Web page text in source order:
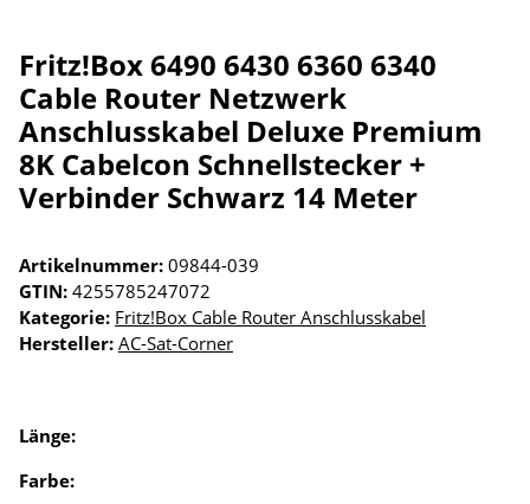
Fritz!Box 6490 6430 6360 6340
Cable Router Netzwerk
Anschlusskabel Deluxe Premium
8K Cabelcon Schnellstecker +
Verbinder Schwarz 14 Meter
Artikelnummer: 09844-039
GTIN: 4255785247072
Kategorie: Fritz!Box Cable Router Anschlusskabel
Hersteller: AC-Sat-Corner
Länge:
Farbe: